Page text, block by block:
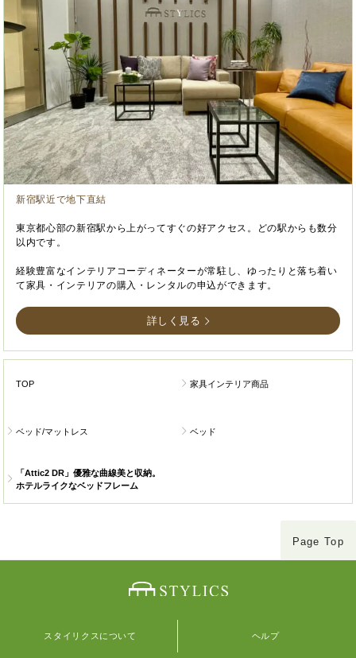
新宿駅近で地下直結
東京都心部の新宿駅から上がってすぐの好アクセス。どの駅からも数分
以内です。
経験豊富なインテリアコーディネーターが常駐し、ゆったりと落ち着い
て家具・インテリアの購入・レンタルの申込ができます。
詳しく見る
TOP 家具インテリア商品
ベッド/マットレス ベッド
「Attic2 DR」優雅な曲線美と収納。
ホテルライクなベッドフレーム
Page Top
スタイリクスについて ヘルプ